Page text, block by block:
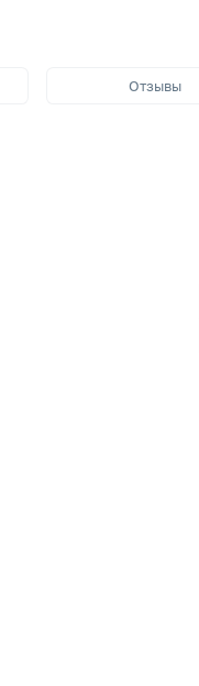
Отзывы